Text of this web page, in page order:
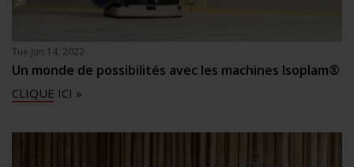
Tue Jun 14, 2022
Un monde de possibilités avec les machines Isoplam®
CLIQUE ICI »